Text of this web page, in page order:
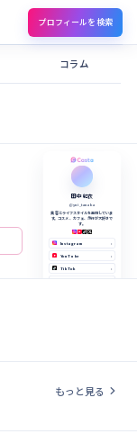
プロフィールを検索
コラム
田中 結衣
@yui_tanaka
美容とライフスタイルを発信していま
す。コスメ、カフェ、旅行が大好きで
す。
Instagram ›
YouTube ›
TikTok ›
もっと見る chevron_right